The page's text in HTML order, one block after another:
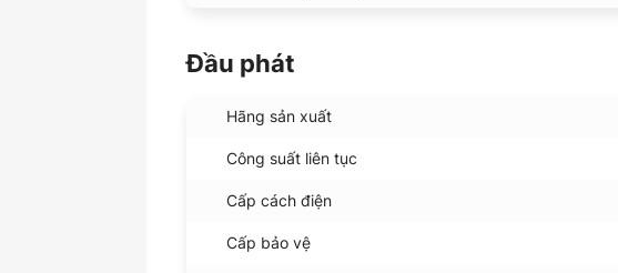
Đầu phát
Hãng sản xuất
Công suất liên tục
Cấp cách điện
Cấp bảo vệ